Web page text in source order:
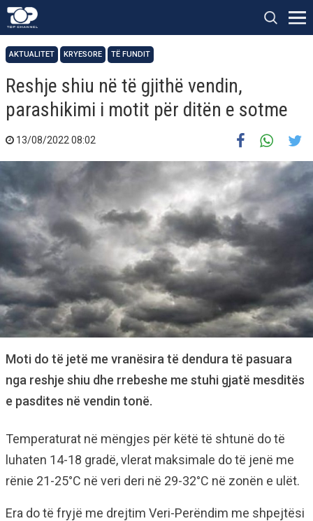
AKTUALITET KRYESORE TË FUNDIT
Reshje shiu në të gjithë vendin,
parashikimi i motit për ditën e sotme
13/08/2022 08:02
Moti do të jetë me vranësira të dendura të pasuara
nga reshje shiu dhe rrebeshe me stuhi gjatë mesditës
e pasdites në vendin tonë.
Temperaturat në mëngjes për këtë të shtunë do të
luhaten 14-18 gradë, vlerat maksimale do të jenë me
rënie 21-25°C në veri deri në 29-32°C në zonën e ulët.
Era do të fryjë me drejtim Veri-Perëndim me shpejtësi